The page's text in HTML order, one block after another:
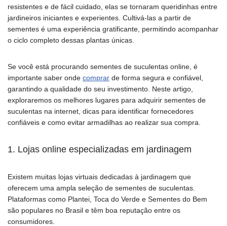
resistentes e de fácil cuidado, elas se tornaram queridinhas entre
jardineiros iniciantes e experientes. Cultivá-las a partir de
sementes é uma experiência gratificante, permitindo acompanhar
o ciclo completo dessas plantas únicas.
Se você está procurando sementes de suculentas online, é
importante saber onde comprar de forma segura e confiável,
garantindo a qualidade do seu investimento. Neste artigo,
exploraremos os melhores lugares para adquirir sementes de
suculentas na internet, dicas para identificar fornecedores
confiáveis e como evitar armadilhas ao realizar sua compra.
1. Lojas online especializadas em jardinagem
Existem muitas lojas virtuais dedicadas à jardinagem que
oferecem uma ampla seleção de sementes de suculentas.
Plataformas como Plantei, Toca do Verde e Sementes do Bem
são populares no Brasil e têm boa reputação entre os
consumidores.